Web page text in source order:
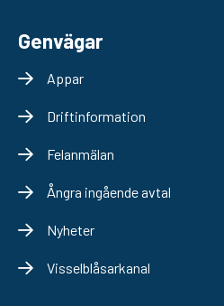
Genvägar
Appar
Driftinformation
Felanmälan
Ångra ingående avtal
Nyheter
Visselblåsarkanal